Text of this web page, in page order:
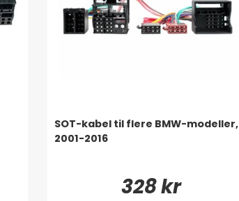
SOT-kabel til flere BMW-modeller,
2001-2016
328 kr